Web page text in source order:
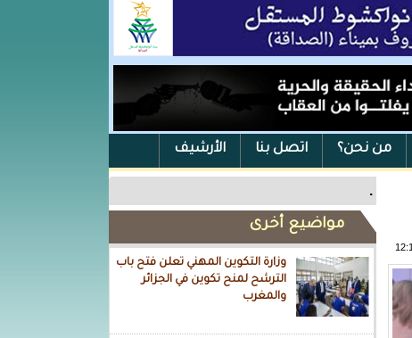
من نحن؟ اتصل بنا الأرشيف
.
مواضيع أخرى
وزارة التكوين المهني تعلن فتح باب
الترشح لمنح تكوين في الجزائر
والمغرب